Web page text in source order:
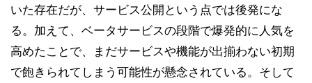
いた存在だが、サービス公開という点では後発にな
る。加えて、ベータサービスの段階で爆発的に人気を
高めたことで、まだサービスや機能が出揃わない初期
で飽きられてしまう可能性が懸念されている。そして